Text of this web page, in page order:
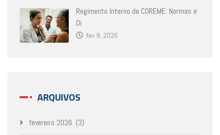
Regimento Interno da COREME: Normas e
Di
fev 9, 2026
ARQUIVOS
fevereiro 2026 (3)